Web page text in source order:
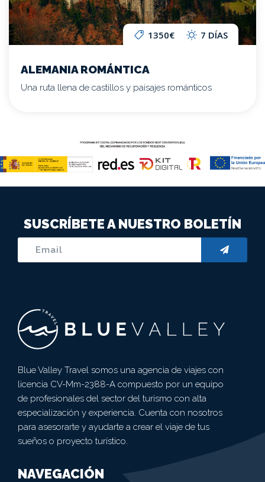
1350€ 7 DÍAS
ALEMANIA ROMÁNTICA
Una ruta llena de castillos y paisajes románticos
SUSCRÍBETE A NUESTRO BOLETÍN
Blue Valley Travel somos una agencia de viajes con
licencia CV-Mm-2388-A compuesto por un equipo
de profesionales del sector del turismo con alta
especialización y experiencia. Cuenta con nosotros
para asesorarte y ayudarte a crear el viaje de tus
sueños o proyecto turístico.
NAVEGACIÓN